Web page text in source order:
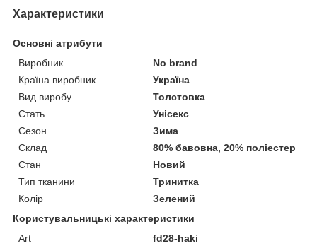
Характеристики
Основні атрибути
Виробник
No brand
Країна виробник
Україна
Вид виробу
Толстовка
Стать
Унісекс
Сезон
Зима
Склад
80% бавовна, 20% поліестер
Стан
Новий
Тип тканини
Тринитка
Колір
Зелений
Користувальницькі характеристики
Art
fd28-haki